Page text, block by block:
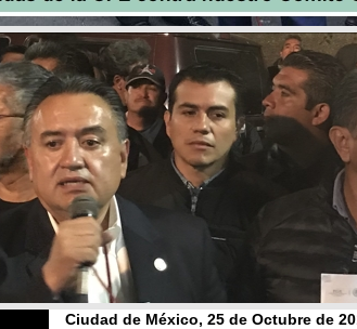
Ciudad de México, 25 de Octubre de